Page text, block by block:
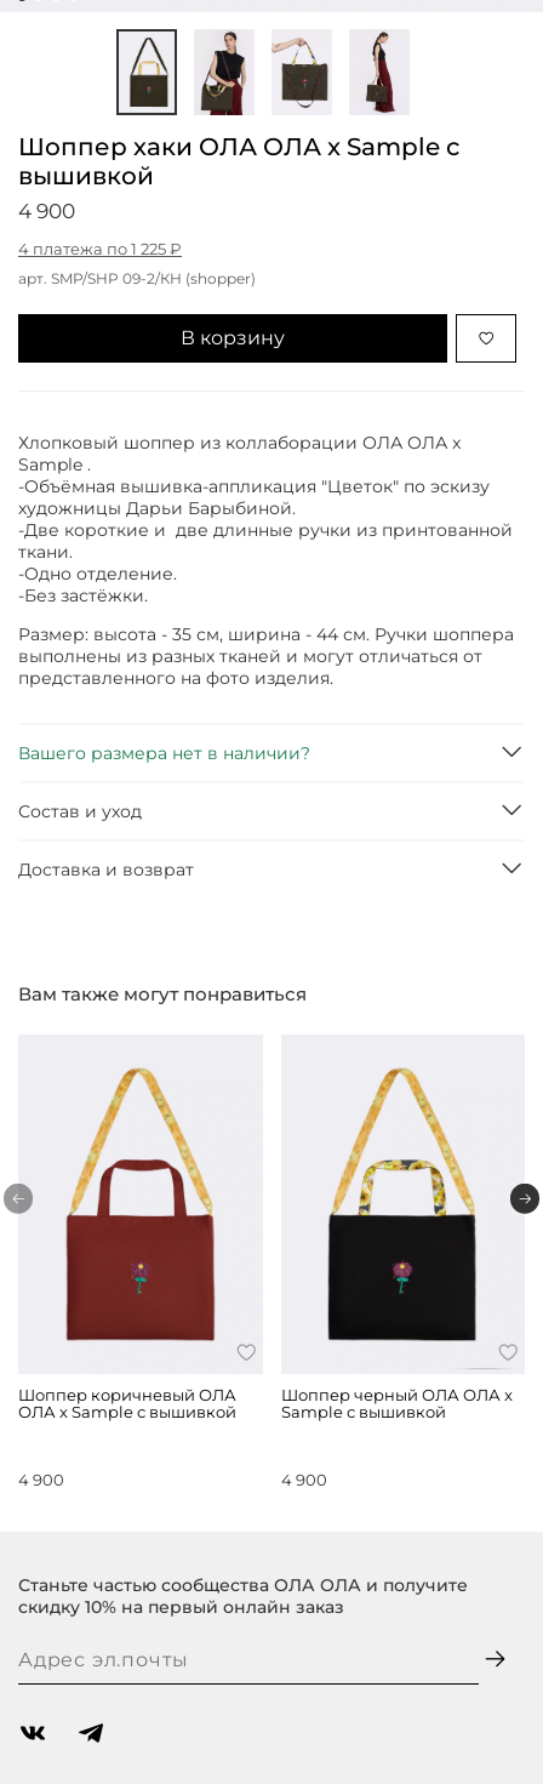
арт. SMP/SHP 09-2/КН (shopper)
Шоппер хаки ОЛА ОЛА x Sample с
вышивкой
4 900
4 платежа по 1 225 ₽
В корзину
Хлопковый шоппер из коллаборации ОЛА ОЛА x
Sample .
-Объёмная вышивка-аппликация "Цветок" по эскизу
художницы Дарьи Барыбиной.
-Две короткие и две длинные ручки из принтованной
ткани.
-Одно отделение.
-Без застёжки.
Размер: высота - 35 см, ширина - 44 см. Ручки шоппера
выполнены из разных тканей и могут отличаться от
представленного на фото изделия.
Вашего размера нет в наличии?
Состав и уход
Доставка и возврат
Вам также могут понравиться
Шоппер коричневый ОЛА
ОЛА x Sample с вышивкой
4 900
Шоппер черный ОЛА ОЛА x
Sample с вышивкой
4 900
Станьте частью сообщества ОЛА ОЛА и получите
скидку 10% на первый онлайн заказ